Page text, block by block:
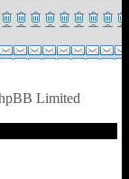
Limited